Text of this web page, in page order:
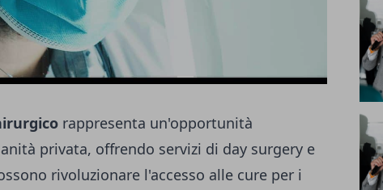
rappresenta un'opportunità
privata, offrendo servizi di day surgery e
rivoluzionare l'accesso alle cure per i